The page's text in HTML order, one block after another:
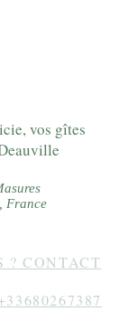
vos gîtes
France
? CONTACT